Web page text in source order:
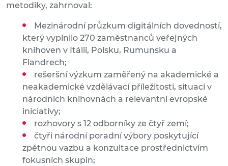
metodiky, zahrnoval:
Mezinárodní průzkum digitálních dovedností,
který vyplnilo 270 zaměstnanců veřejných
knihoven v Itálii, Polsku, Rumunsku a
Flandrech;
rešeršní výzkum zaměřený na akademické a
neakademické vzdělávací příležitosti, situaci v
národních knihovnách a relevantní evropské
iniciativy;
rozhovory s 12 odborníky ze čtyř zemí;
čtyři národní poradní výbory poskytující
zpětnou vazbu a konzultace prostřednictvím
fokusních skupin;